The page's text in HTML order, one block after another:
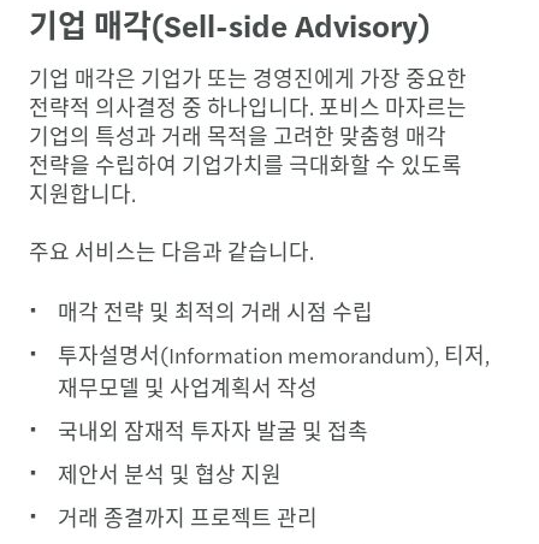
기업 매각(Sell-side Advisory)
기업 매각은 기업가 또는 경영진에게 가장 중요한
전략적 의사결정 중 하나입니다. 포비스 마자르는
기업의 특성과 거래 목적을 고려한 맞춤형 매각
전략을 수립하여 기업가치를 극대화할 수 있도록
지원합니다.
주요 서비스는 다음과 같습니다.
매각 전략 및 최적의 거래 시점 수립
투자설명서(Information memorandum), 티저,
재무모델 및 사업계획서 작성
국내외 잠재적 투자자 발굴 및 접촉
제안서 분석 및 협상 지원
거래 종결까지 프로젝트 관리